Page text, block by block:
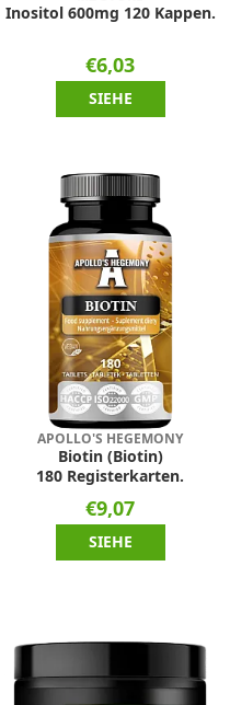
Inositol 600mg 120 Kappen.
€6,03
SIEHE
APOLLO'S HEGEMONY
Biotin (Biotin)
180 Registerkarten.
€9,07
SIEHE